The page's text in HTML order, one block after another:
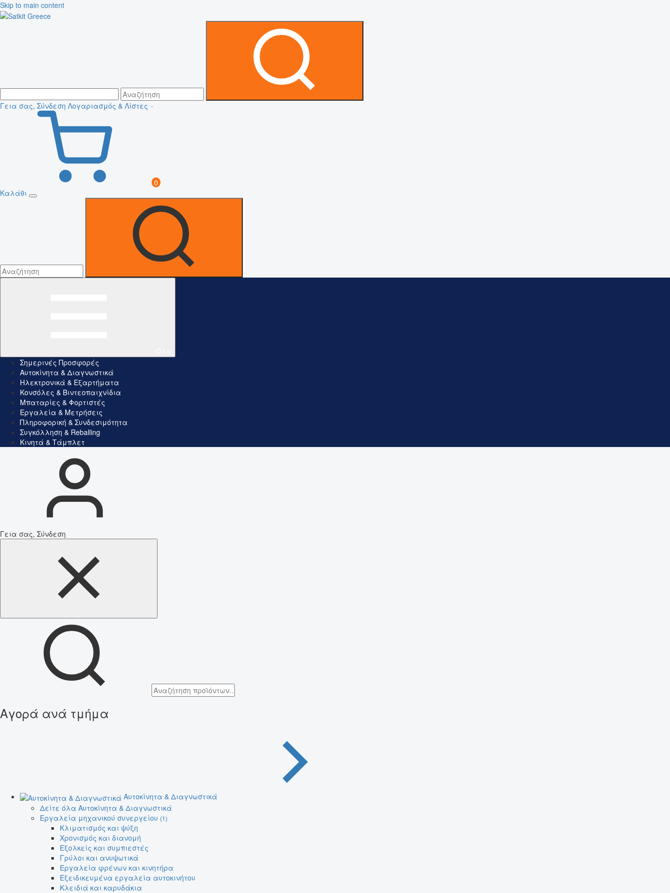
Skip to main content
Γεια σας, Σύνδεση Λογαριασμός & Λίστες
0
Καλάθι
Σημερινές Προσφορές
Αυτοκίνητα & Διαγνωστικά
Ηλεκτρονικά & Εξαρτήματα
Κονσόλες & Βιντεοπαιχνίδια
Μπαταρίες & Φορτιστές
Εργαλεία & Μετρήσεις
Πληροφορική & Συνδεσιμότητα
Συγκόλληση & Reballing
Κινητά & Τάμπλετ
Γεια σας, Σύνδεση
Αγορά ανά τμήμα
Αυτοκίνητα & Διαγνωστικά
Δείτε όλα Αυτοκίνητα & Διαγνωστικά
Εργαλεία μηχανικού συνεργείου (1)
Κλιματισμός και ψύξη
Χρονισμός και διανομή
Εξολκείς και συμπιεστές
Γρύλοι και ανυψωτικά
Εργαλεία φρένων και κινητήρα
Εξειδικευμένα εργαλεία αυτοκινήτου
Κλειδιά και καρυδάκια